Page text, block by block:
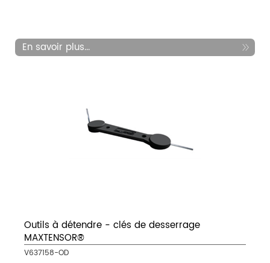
En savoir plus...
Outils à détendre - clés de desserrage
MAXTENSOR®
V637158-OD